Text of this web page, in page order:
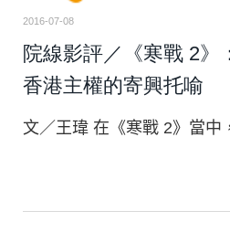
2016-07-08
院線影評／《寒戰 2》
香港主權的寄興托喻
文／王瑋 在《寒戰 2》當